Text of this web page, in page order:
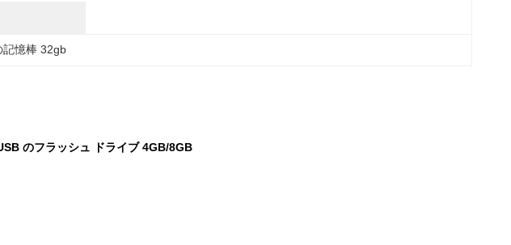
記憶棒 32gb
のフラッシュ ドライブ 4GB/8GB